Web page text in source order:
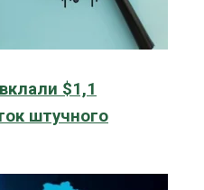
$1,1
штучного